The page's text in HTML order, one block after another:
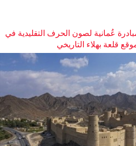
عُمانية لصون الحرف التقليدية في
قلعة بهلاء التاريخي